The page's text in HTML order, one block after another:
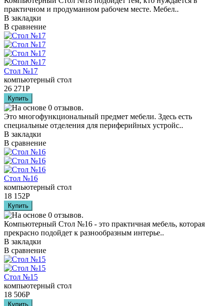
практичном и продуманном рабочем месте. Мебел..
В закладки
В сравнение
Стол №17
компьютерный стол
26 271Р
Это многофункциональный предмет мебели. Здесь есть
специальные отделения для периферийных устройс..
В закладки
В сравнение
Стол №16
компьютерный стол
18 152Р
Компьютерный Стол №16 - это практичная мебель, которая
прекрасно подойдет к разнообразным интерье..
В закладки
В сравнение
Стол №15
компьютерный стол
18 506Р